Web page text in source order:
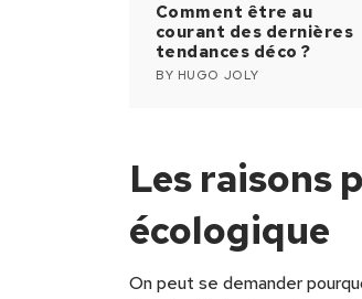
Comment être au
courant des dernières
tendances déco ?
BY HUGO JOLY
Les raisons
écologique
On peut se demander